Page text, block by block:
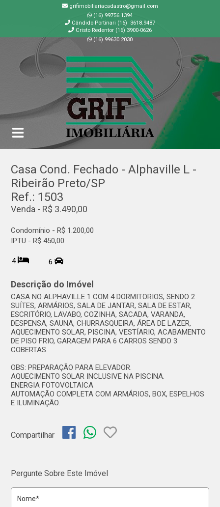
grifimobiliariacadastro@gmail.com
(16) 99756.1394
Cândido Portinari (16) 3618.9487
Cristo Redentor (16) 3900-0626
(16) 99630.2030
Casa Cond. Fechado - Alphaville L -
Ribeirão Preto/SP
Ref.: 1503
Venda - R$ 3.490,00
Condomínio - R$ 1.200,00
IPTU - R$ 450,00
4 6
Descrição do Imóvel
CASA NO ALPHAVILLE 1 COM 4 DORMITORIOS, SENDO 2
SUÍTES, ARMÁRIOS, SALA DE JANTAR, SALA DE ESTAR,
ESCRITÓRIO, LAVABO, COZINHA, SACADA, VARANDA,
DESPENSA, SAUNA, CHURRASQUEIRA, ÁREA DE LAZER,
AQUECIMENTO SOLAR, PISCINA, VESTÍARIO, ACABAMENTO
DE PISO FRIO, GARAGEM PARA 6 CARROS SENDO 3
COBERTAS.
OBS: PREPARAÇÃO PARA ELEVADOR.
AQUECIMENTO SOLAR INCLUSIVE NA PISCINA.
ENERGIA FOTOVOLTAICA
AUTOMAÇÃO COMPLETA COM ARMÁRIOS, BOX, ESPELHOS
E ILUMINAÇÃO.
Compartilhar
Pergunte Sobre Este Imóvel